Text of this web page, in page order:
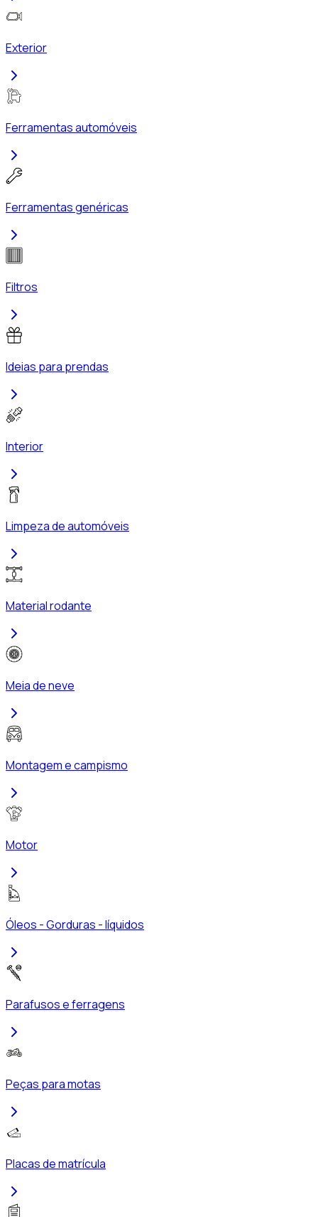
Exterior
Ferramentas automóveis
Ferramentas genéricas
Filtros
Ideias para prendas
Interior
Limpeza de automóveis
Material rodante
Meia de neve
Montagem e campismo
Motor
Óleos - Gorduras - líquidos
Parafusos e ferragens
Peças para motas
Placas de matrícula